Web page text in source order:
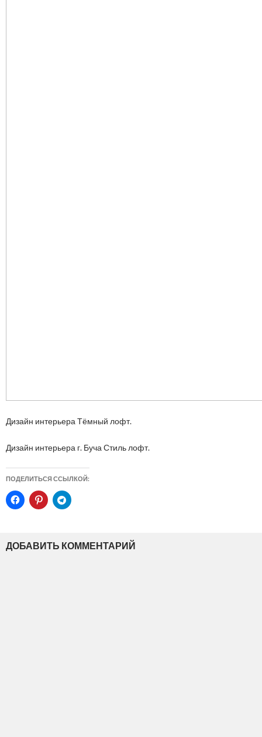
Дизайн интерьера Тёмный лофт.
Дизайн интерьера г. Буча Стиль лофт.
ПОДЕЛИТЬСЯ ССЫЛКОЙ:
ДОБАВИТЬ КОММЕНТАРИЙ